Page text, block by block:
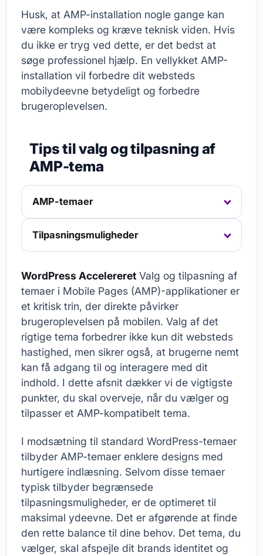
Husk, at AMP-installation nogle gange kan
være kompleks og kræve teknisk viden. Hvis
du ikke er tryg ved dette, er det bedst at
søge professionel hjælp. En vellykket AMP-
installation vil forbedre dit websteds
mobilydeevne betydeligt og forbedre
brugeroplevelsen.
Tips til valg og tilpasning af
AMP-tema
AMP-temaer
Tilpasningsmuligheder
WordPress Accelereret Valg og tilpasning af
temaer i Mobile Pages (AMP)-applikationer er
et kritisk trin, der direkte påvirker
brugeroplevelsen på mobilen. Valg af det
rigtige tema forbedrer ikke kun dit websteds
hastighed, men sikrer også, at brugerne nemt
kan få adgang til og interagere med dit
indhold. I dette afsnit dækker vi de vigtigste
punkter, du skal overveje, når du vælger og
tilpasser et AMP-kompatibelt tema.
I modsætning til standard WordPress-temaer
tilbyder AMP-temaer enklere designs med
hurtigere indlæsning. Selvom disse temaer
typisk tilbyder begrænsede
tilpasningsmuligheder, er de optimeret til
maksimal ydeevne. Det er afgørende at finde
den rette balance til dine behov. Det tema, du
vælger, skal afspejle dit brands identitet og